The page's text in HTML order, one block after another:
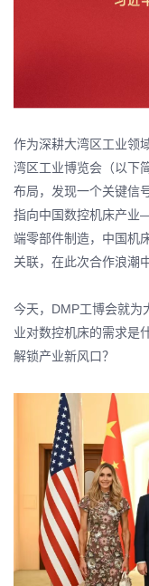
作为深耕大湾区工业领
湾区工业博览会（以下
布局，发现一个关键信
指向中国数控机床产业
端零部件制造，中国机
关联，在此次合作浪潮
今天，DMP工博会就为
业对数控机床的需求是
解锁产业新风口？